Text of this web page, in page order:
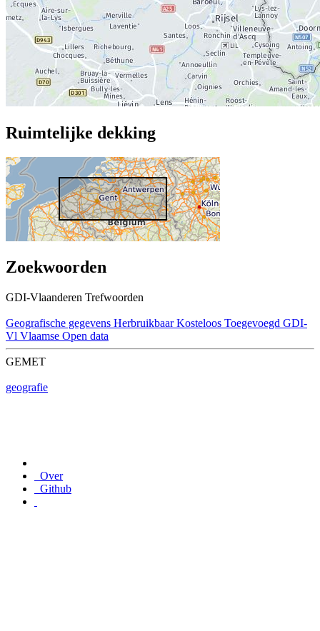
Ruimtelijke dekking
Zoekwoorden
GDI-Vlaanderen Trefwoorden
Geografische gegevens Herbruikbaar Kosteloos Toegevoegd GDI-
Vl Vlaamse Open data
GEMET
geografie
Over
Github